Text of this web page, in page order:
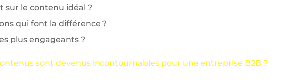
le contenu idéal ?
qui font la différence ?
plus engageants ?
sont devenus incontournables pour une entreprise B2B ?